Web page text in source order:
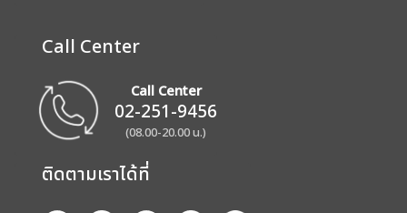
Call Center
Call Center
02-251-9456
(08.00-20.00 น.)
ติดตามเราได้ที่